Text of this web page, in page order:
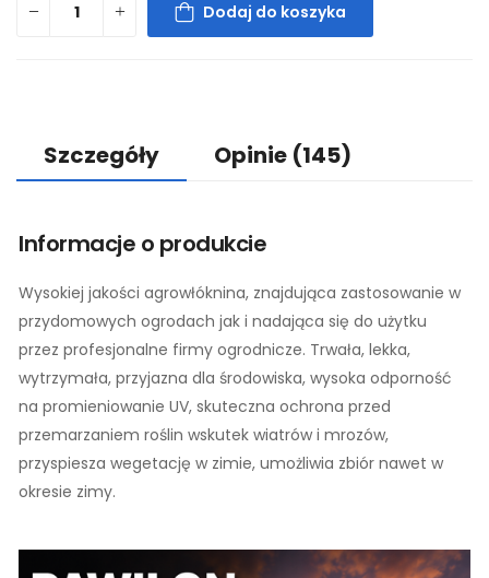
Dodaj do koszyka
Szczegóły Opinie (145)
Informacje o produkcie
Wysokiej jakości agrowłóknina, znajdująca zastosowanie w
przydomowych ogrodach jak i nadająca się do użytku
przez profesjonalne firmy ogrodnicze. Trwała, lekka,
wytrzymała, przyjazna dla środowiska, wysoka odporność
na promieniowanie UV, skuteczna ochrona przed
przemarzaniem roślin wskutek wiatrów i mrozów,
przyspiesza wegetację w zimie, umożliwia zbiór nawet w
okresie zimy.